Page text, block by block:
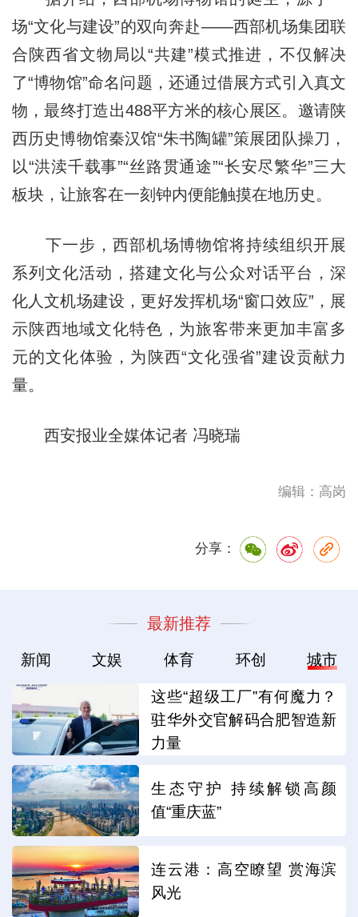
场“文化与建设”的双向奔赴——西部机场集团联
合陕西省文物局以“共建”模式推进，不仅解决
了“博物馆”命名问题，还通过借展方式引入真文
物，最终打造出488平方米的核心展区。邀请陕
西历史博物馆秦汉馆“朱书陶罐”策展团队操刀，
以“洪渎千载事”“丝路贯通途”“长安尽繁华”三大
板块，让旅客在一刻钟内便能触摸在地历史。
下一步，西部机场博物馆将持续组织开展
系列文化活动，搭建文化与公众对话平台，深
化人文机场建设，更好发挥机场“窗口效应”，展
示陕西地域文化特色，为旅客带来更加丰富多
元的文化体验，为陕西“文化强省”建设贡献力
量。
西安报业全媒体记者 冯晓瑞
编辑：高岗
分享：
最新推荐
新闻 文娱 体育 环创 城市
这些“超级工厂”有何魔力？
驻华外交官解码合肥智造新
力量
生态守护 持续解锁高颜
值“重庆蓝”
连云港：高空瞭望 赏海滨
风光